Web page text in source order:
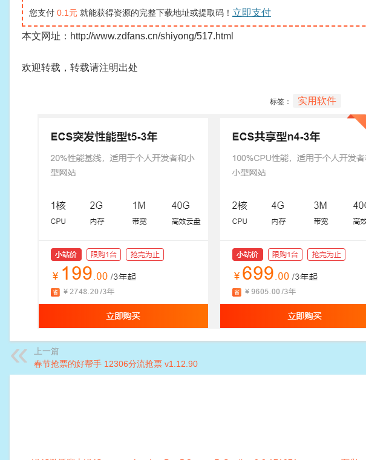
您支付 0.1元 就能获得资源的完整下载地址或提取码！ 立即支付
本文网址：http://www.zdfans.cn/shiyong/517.html
欢迎转载，转载请注明出处
标签： 实用软件
上一篇
春节抢票的好帮手 12306分流抢票 v1.12.90